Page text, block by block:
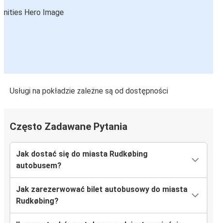
Usługi na pokładzie zależne są od dostępności
Często Zadawane Pytania
Jak dostać się do miasta Rudkøbing
autobusem?
Jak zarezerwować bilet autobusowy do miasta
Rudkøbing?